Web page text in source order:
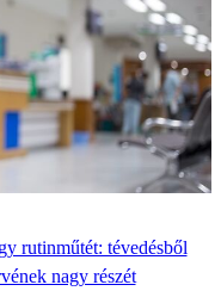
rutinműtét: tévedésből
nagy részét